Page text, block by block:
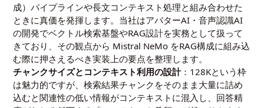
成）パイプラインや長文コンテキスト処理と組み合わせた
ときに真価を発揮します。当社はアバターAI・音声認識AI
の開発でベクトル検索基盤やRAG設計を実務として扱って
きており、その観点から Mistral NeMo をRAG構成に組み込
む際に押さえるべき実装上の要点を整理します。
チャンクサイズとコンテキスト利用の設計：128Kという枠
は魅力的ですが、検索結果チャンクをそのまま大量に詰め
込むと関連性の低い情報がコンテキストに混入し、回答精